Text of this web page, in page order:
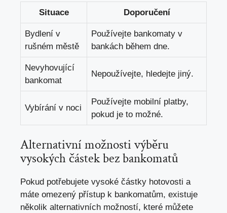
Situace Doporučení
Bydlení v
rušném městě
Používejte bankomaty v
bankách během dne.
Nevyhovující
bankomat
Nepoužívejte, hledejte jiný.
Vybírání v noci
Používejte mobilní platby,
pokud je to možné.
Alternativní možnosti výběru
vysokých částek bez bankomatů
Pokud potřebujete vysoké částky hotovosti a
máte omezený přístup k bankomatům, existuje
několik alternativních možností, které můžete